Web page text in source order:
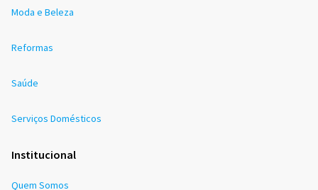
Moda e Beleza
Reformas
Saúde
Serviços Domésticos
Institucional
Quem Somos